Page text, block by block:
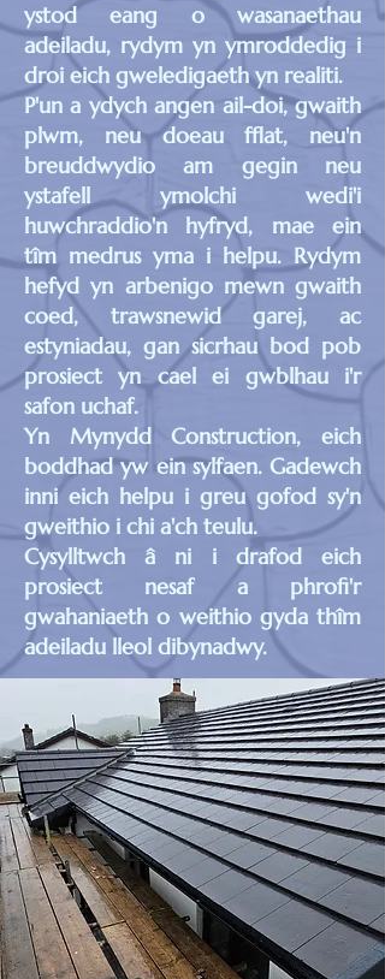
ystod eang o wasanaethau
adeiladu, rydym yn ymroddedig i
droi eich gweledigaeth yn realiti.
P'un a ydych angen ail-doi, gwaith
plwm, neu doeau fflat, neu'n
breuddwydio am gegin neu
ystafell ymolchi wedi'i
huwchraddio'n hyfryd, mae ein
tîm medrus yma i helpu. Rydym
hefyd yn arbenigo mewn gwaith
coed, trawsnewid garej, ac
estyniadau, gan sicrhau bod pob
prosiect yn cael ei gwblhau i'r
safon uchaf.
Yn Mynydd Construction, eich
boddhad yw ein sylfaen. Gadewch
inni eich helpu i greu gofod sy'n
gweithio i chi a'ch teulu.
Cysylltwch â ni i drafod eich
prosiect nesaf a phrofi'r
gwahaniaeth o weithio gyda thîm
adeiladu lleol dibynadwy.
8cacd4